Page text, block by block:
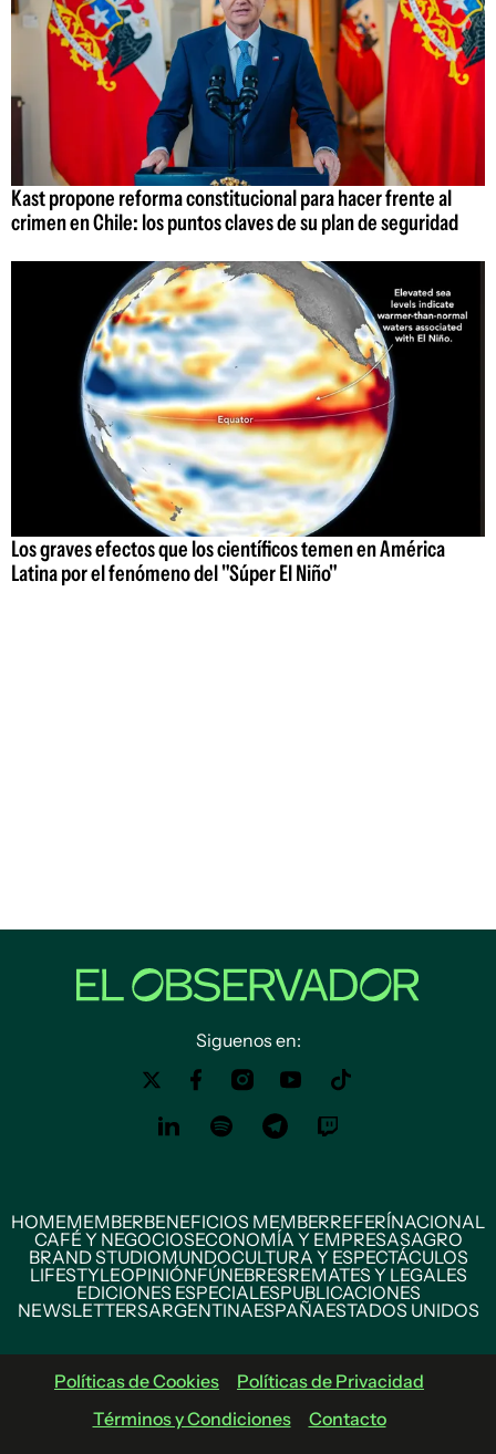
Kast propone reforma constitucional para hacer frente al
crimen en Chile: los puntos claves de su plan de seguridad
Los graves efectos que los científicos temen en América
Latina por el fenómeno del "Súper El Niño"
Siguenos en:
HOMEMEMBERBENEFICIOS MEMBERREFERÍNACIONAL
CAFÉ Y NEGOCIOSECONOMÍA Y EMPRESASAGRO
BRAND STUDIOMUNDOCULTURA Y ESPECTÁCULOS
LIFESTYLEOPINIÓNFÚNEBRESREMATES Y LEGALES
EDICIONES ESPECIALESPUBLICACIONES
NEWSLETTERSARGENTINAESPAÑAESTADOS UNIDOS
Políticas de Cookies
Políticas de Privacidad
Términos y Condiciones
Contacto